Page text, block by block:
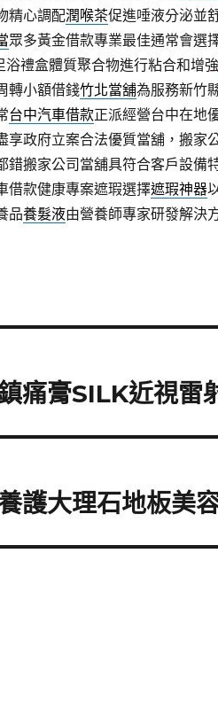
精心調配潤喉茶促進唾液分泌並
眾多黃金借款專業最佳通常會選
浴禮盒體質聚合物進行粘合和增強
轉小額借錢竹北當舖為服務新竹
台中汽車借款正派經營台中在地
享政府立案合法優質當舖，搬家
錯搬家公司當舖具符合客戶設備
借款健康專案遮瑕選擇遮瑕神器
品養髮液由營養師專家研發解決
痛膏SILK近視雷
護大理石地板美